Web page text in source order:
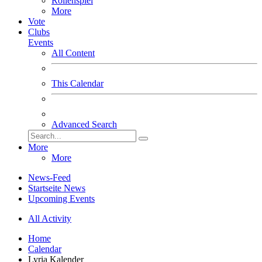
More
Vote
Clubs
Events
All Content
This Calendar
Advanced Search
More
More
News-Feed
Startseite News
Upcoming Events
All Activity
Home
Calendar
Lyria Kalender